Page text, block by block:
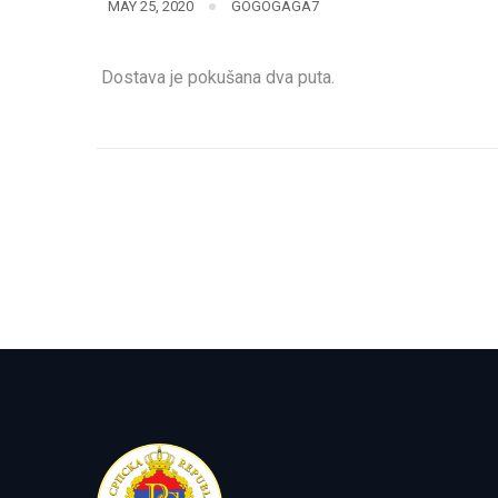
MAY 25, 2020 GOGOGAGA7
Dostava je pokušana dva puta.